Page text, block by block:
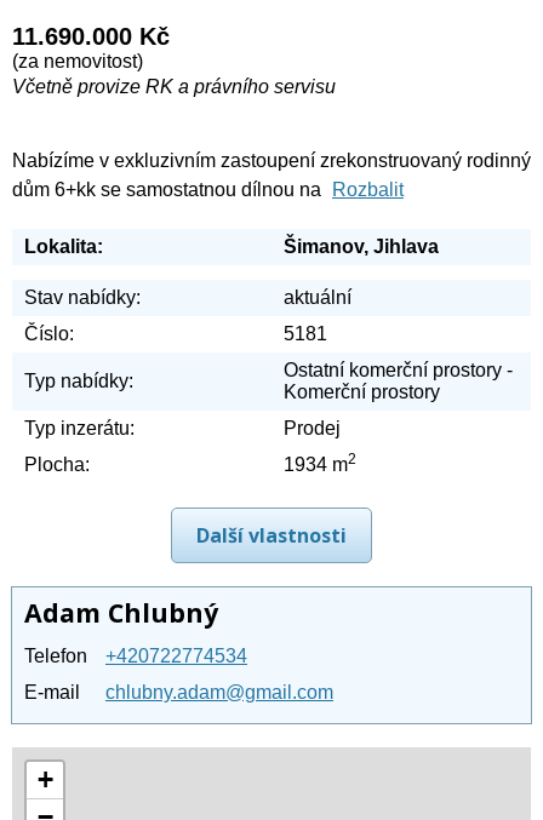
11.690.000 Kč
(za nemovitost)
Včetně provize RK a právního servisu
Nabízíme v exkluzivním zastoupení zrekonstruovaný rodinný
dům 6+kk se samostatnou dílnou na
Rozbalit
Lokalita: Šimanov, Jihlava
Stav nabídky:
aktuální
Číslo:
5181
Typ nabídky:
Ostatní komerční prostory -
Komerční prostory
Typ inzerátu:
Prodej
Plocha:
1934 m2
Další vlastnosti
Adam Chlubný
Telefon
+420722774534
E-mail
chlubny.adam@gmail.com
+